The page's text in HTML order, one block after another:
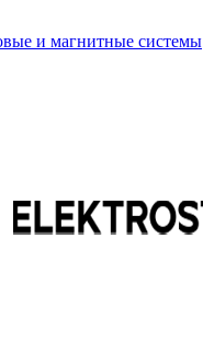
и магнитные системы